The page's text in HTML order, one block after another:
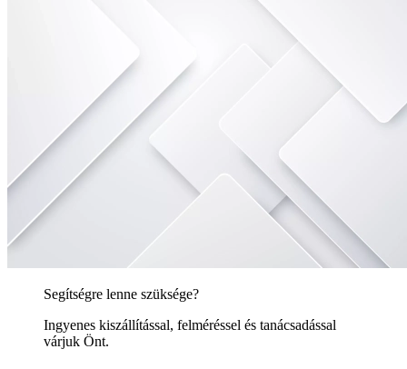
Segítségre lenne szüksége?
Ingyenes kiszállítással, felméréssel és tanácsadással
várjuk Önt.